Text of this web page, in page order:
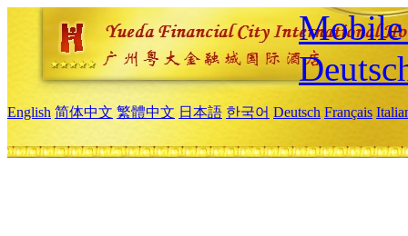
Mobile
English 简体中文 繁體中文 日本語 한국어 Deutsch Français